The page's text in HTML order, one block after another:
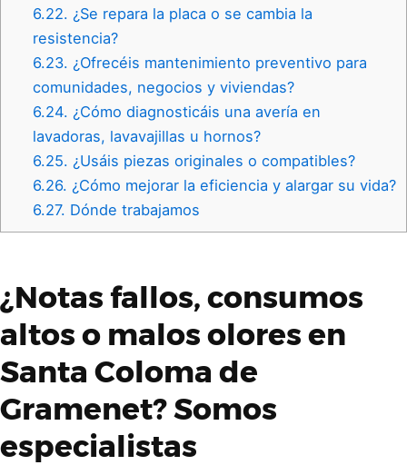
6.22. ¿Se repara la placa o se cambia la
resistencia?
6.23. ¿Ofrecéis mantenimiento preventivo para
comunidades, negocios y viviendas?
6.24. ¿Cómo diagnosticáis una avería en
lavadoras, lavavajillas u hornos?
6.25. ¿Usáis piezas originales o compatibles?
6.26. ¿Cómo mejorar la eficiencia y alargar su vida?
6.27. Dónde trabajamos
¿Notas fallos, consumos
altos o malos olores en
Santa Coloma de
Gramenet? Somos
especialistas